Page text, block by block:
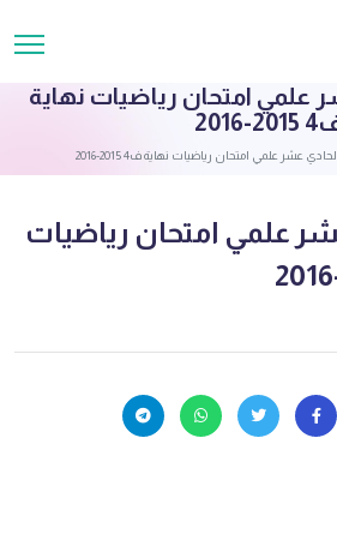
علمي امتحان رياضيات نهاية
2016
عشر علمي امتحان رياضيات نهاية ف4 2015-2016
علمي امتحان رياضيات